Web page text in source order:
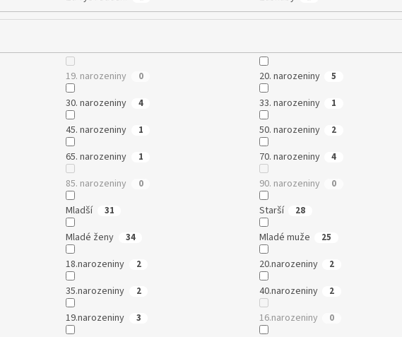
19. narozeniny 0 20. narozeniny 5
30. narozeniny 4 33. narozeniny 1
45. narozeniny 1 50. narozeniny 2
65. narozeniny 1 70. narozeniny 4
85. narozeniny 0 90. narozeniny 0
Mladší 31 Starší 28
Mladé ženy 34 Mladé muže 25
18.narozeniny 2 20.narozeniny 2
35.narozeniny 2 40.narozeniny 2
19.narozeniny 3 16.narozeniny 0